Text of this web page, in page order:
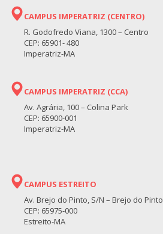
CAMPUS IMPERATRIZ (CENTRO)
R. Godofredo Viana, 1300 – Centro
CEP: 65901- 480
Imperatriz-MA
CAMPUS IMPERATRIZ (CCA)
Av. Agrária, 100 – Colina Park
CEP: 65900-001
Imperatriz-MA
CAMPUS ESTREITO
Av. Brejo do Pinto, S/N – Brejo do Pinto
CEP: 65975-000
Estreito-MA